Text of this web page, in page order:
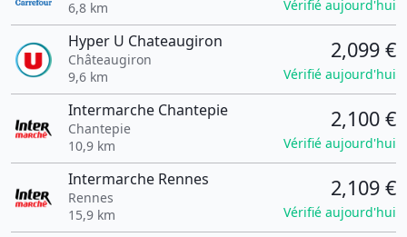
6,8 km Vérifié aujourd'hui
Hyper U Chateaugiron
Châteaugiron
9,6 km
2,099 €
Vérifié aujourd'hui
Intermarche Chantepie
Chantepie
10,9 km
2,100 €
Vérifié aujourd'hui
Intermarche Rennes
Rennes
15,9 km
2,109 €
Vérifié aujourd'hui